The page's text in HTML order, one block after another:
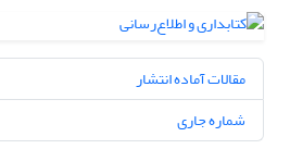
مقالات آماده انتشار
شماره جاری